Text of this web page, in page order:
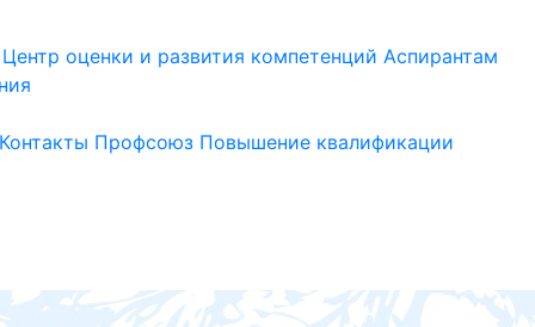
Центр оценки и развития компетенций Аспирантам
Контакты Профсоюз Повышение квалификации